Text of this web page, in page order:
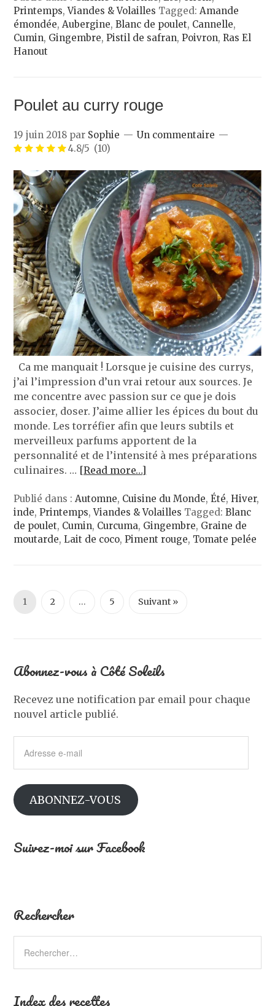
Printemps,Viandes & Volailles Tagged:Amande
émondée,Aubergine,Blanc de poulet, Cannelle,
Cumin, Gingembre,Pistil de safran,Poivron,Ras El
Hanout
Poulet au curry rouge
19 juin 2018 par Sophie
Un commentaire
4.8/5 (10)
Ca me manquait ! Lorsque je cuisine des currys,
j’ai l’impression d’un vrai retour aux sources. Je
me concentre avec passion sur ce que je dois
associer, doser. J’aime allier les épices du bout du
monde. Les torréfier afin que leurs subtils et
merveilleux parfums apportent de la
personnalité et de l’intensité à mes préparations
culinaires. … [Read more…]
Publié dans :Automne, Cuisine du Monde,Été,Hiver,
inde,Printemps,Viandes & Volailles Tagged:Blanc
de poulet, Cumin, Curcuma, Gingembre, Graine de
moutarde,Lait de coco,Piment rouge, Tomate pelée
1 2 … 5 Suivant »
Abonnez-vous à Côté Soleils
Recevez une notification par email pour chaque
nouvel article publié.
mail
ABONNEZ-VOUS
Suivez-moi sur Facebook
Rechercher
Index des recettes